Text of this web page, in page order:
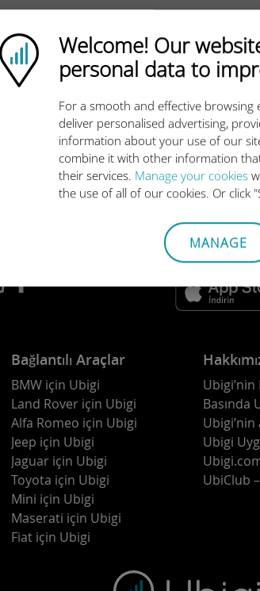
Ubigi logo
Welcome! Our
personal data to
For a smooth and effective browsing
deliver personalised advertising,
information about your use of our
combine it with other information
their services. Manage your cookies
the use of all of our cookies. Or click
MANAGE
Bağlantılı Araçlar
BMW için Ubigi
Land Rover için Ubigi
Alfa Romeo için Ubigi
Jeep için Ubigi
Jaguar için Ubigi
Toyota için Ubigi
Mini için Ubigi
Maserati için Ubigi
Fiat için Ubigi
Ubigi’nin
Basında
Ubigi’nin
Ubigi
UbiClub